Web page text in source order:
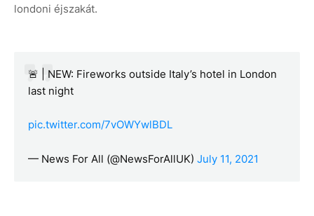
londoni éjszakát.
🚨 | NEW: Fireworks outside Italy’s hotel in London
last night
pic.twitter.com/7vOWYwlBDL
— News For All (@NewsForAllUK) July 11, 2021